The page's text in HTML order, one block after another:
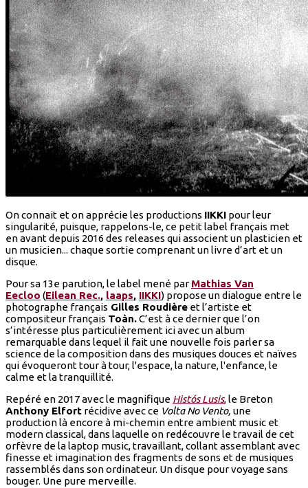
On connait et on apprécie les productions IIKKI pour leur
singularité, puisque, rappelons-le, ce petit label français met
en avant depuis 2016 des releases qui associent un plasticien et
un musicien... chaque sortie comprenant un livre d’art et un
disque.
Pour sa 13e parution, le label mené parMathias Van
Eecloo (Eilean Rec., laaps, IIKKI) propose un dialogue entre le
photographe français Gilles Roudière et l’artiste et
compositeur français Toàn.C’est à ce dernier que l’on
s’intéresse plus particulièrement ici avec un album
remarquable dans lequel il fait une nouvelle fois parler sa
science de la composition dans des musiques douces et naïves
qui évoqueront tour à tour, l'espace, la nature, l'enfance, le
calme et la tranquillité.
Repéré en 2017 avec le magnifique Histós Lusis, le Breton
Anthony Elfort récidive avec ce Volta No Vento, une
production là encore à mi-chemin entre ambient music et
modern classical, dans laquelle on redécouvre le travail de cet
orfèvre de la laptop music, travaillant, collant assemblant avec
finesse et imagination des fragments de sons et de musiques
rassemblés dans son ordinateur. Un disque pour voyage sans
bouger. Une pure merveille.